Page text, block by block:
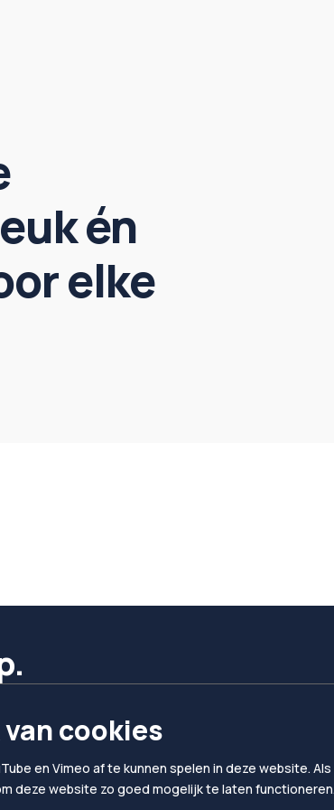
én
elke
cookies
en Vimeo af te kunnen spelen in deze website.
deze website zo goed mogelijk te laten